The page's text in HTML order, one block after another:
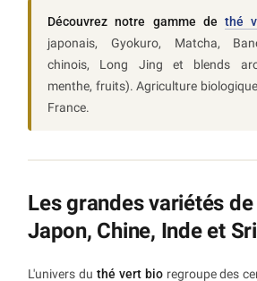
Découvrez notre gamme de thé
japonais, Gyokuro, Matcha,
chinois, Long Jing et blends
menthe, fruits). Agriculture
France.
Les grandes variétés
Japon, Chine, Inde et
L'univers du thé vert bioregroupe des